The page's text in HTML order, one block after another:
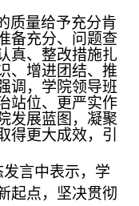
质量给予充分肯
备充分、问题查
真、整改措施扎
、 增进团结、推
调，学院领导班
站位、更严实作
发展蓝图，凝聚
得更大成效，引
发言中表示， 学
起点， 坚决贯彻